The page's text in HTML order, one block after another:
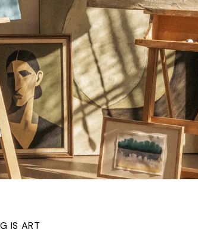
IS ART